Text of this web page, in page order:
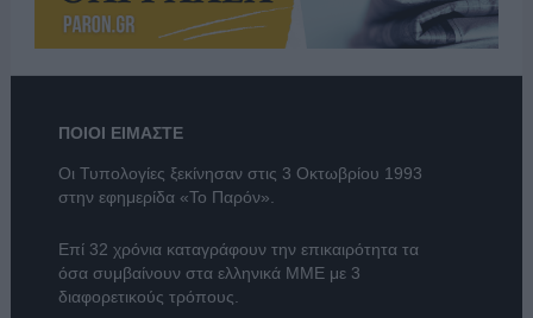
ΠΟΙΟΙ ΕΙΜΑΣΤΕ
Οι Τυπολογίες ξεκίνησαν στις 3 Οκτωβρίου 1993
στην εφημερίδα «Το Παρόν».
Επί 32 χρόνια καταγράφουν την επικαιρότητα τα
όσα συμβαίνουν στα ελληνικά ΜΜΕ με 3
διαφορετικούς τρόπους.